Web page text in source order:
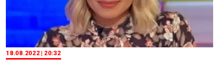
18.08.2022 | 20:32